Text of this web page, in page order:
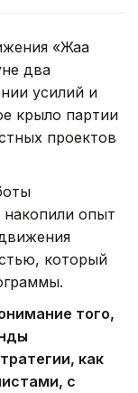
«Жаңа
два
усилий и
крыло партии
проектов
опыт
который
того,
как
с